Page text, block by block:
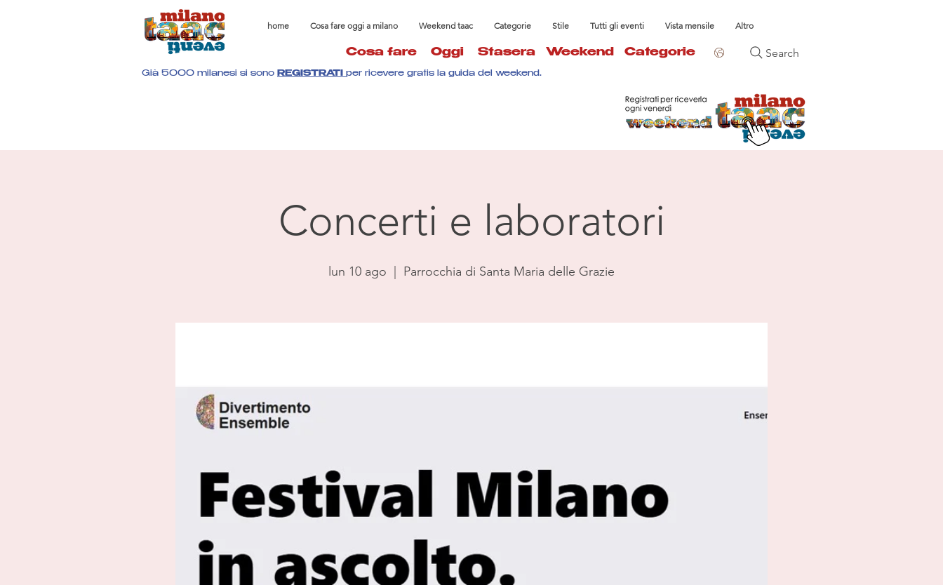
home Cosa fare oggi a milano Weekend taac Categorie Stile Tutti gli eventi Vista mensile Altro
Cosa fare Oggi Stasera Weekend Categorie Search
Già 5000 milanesi si sono REGISTRATI per ricevere gratis la guida del weekend.
Concerti e laboratori
lun 10 ago Parrocchia di Santa Maria delle Grazie